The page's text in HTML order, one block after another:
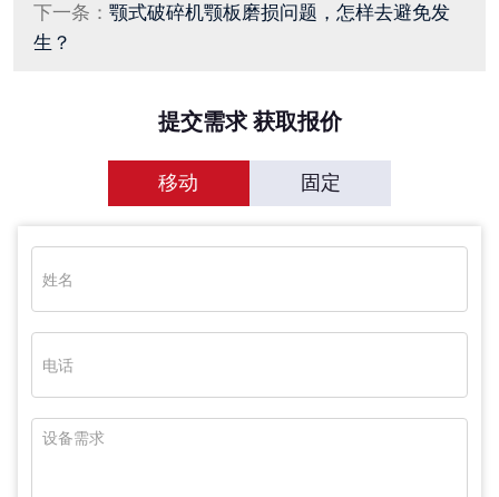
下一条： 颚式破碎机颚板磨损问题，怎样去避免发
生？
提交需求 获取报价
移动 固定